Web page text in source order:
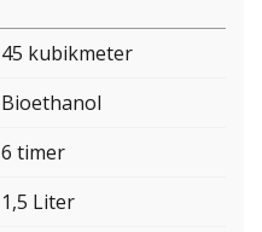
45 kubikmeter
Bioethanol
6 timer
1,5 Liter